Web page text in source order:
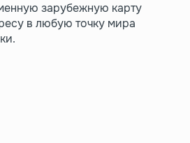
зарубежную карту
в любую точку мира